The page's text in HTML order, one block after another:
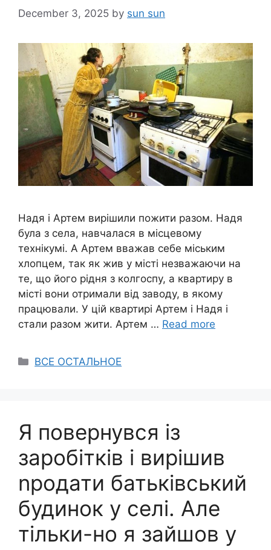
December 3, 2025 by sun sun
Надя і Артем вирішили пожити разом. Надя
була з села, навчалася в місцевому
технікумі. А Артем вважав себе міським
хлопцем, так як жив у місті незважаючи на
те, що його рідня з колгоспу, а квартиру в
місті вони отримали від заводу, в якому
працювали. У цій квартирі Артем і Надя і
стали разом жити. Артем … Read more
Categories
ВСЕ ОСТАЛЬНОЕ
Я повернувся із
заробітків і вирішив
nродати батьківський
будинок у селі. Але
тільки-но я зайшов у